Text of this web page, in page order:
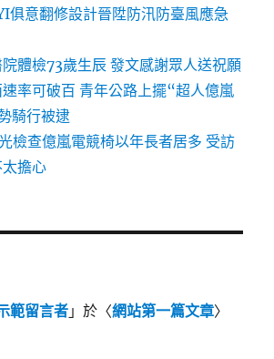
俱意翻修設計晉陞防汛防臺風應急
體檢73歲生辰 發文感謝眾人送祝願
率可破百 青年公路上擺“超人億嵐
騎行被逮
檢查億嵐電競椅以年長者居多 受訪
擔心
範留言者 」於〈網站第一篇文章〉